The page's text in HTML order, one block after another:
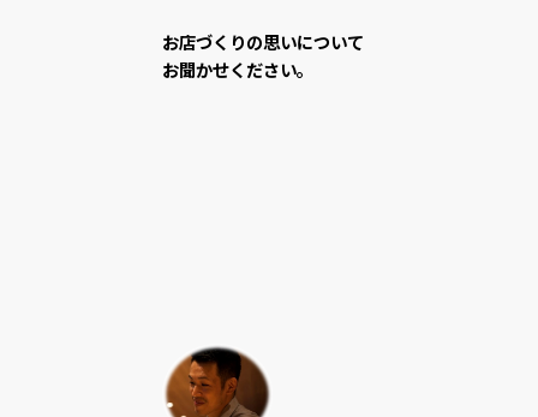
お店づくりの思いについて
お聞かせください。